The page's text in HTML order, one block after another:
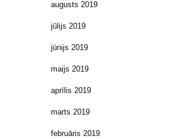
augusts 2019
jūlijs 2019
jūnijs 2019
maijs 2019
aprīlis 2019
marts 2019
februāris 2019